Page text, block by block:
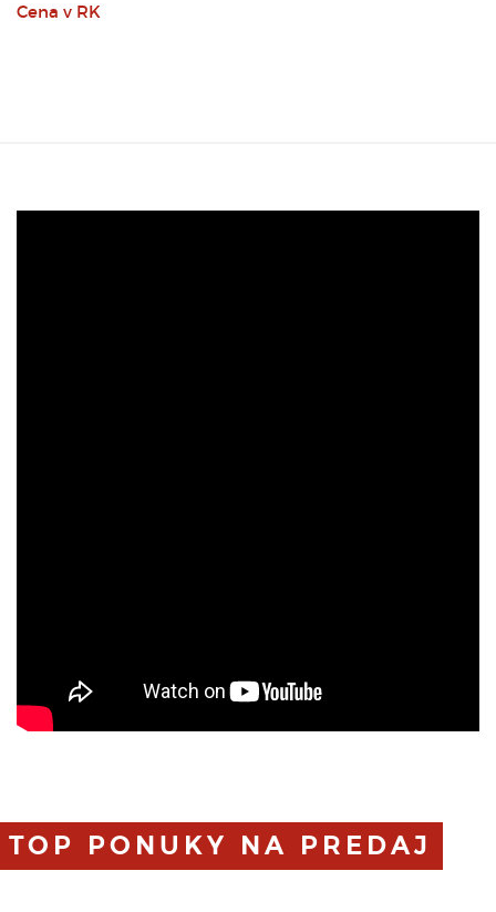
Cena v RK
TOP PONUKY NA PREDAJ